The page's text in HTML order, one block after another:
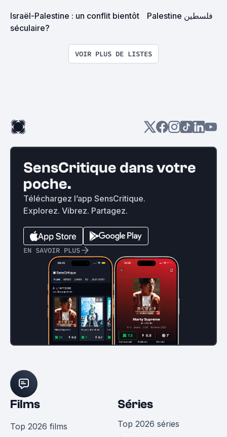
Israël-Palestine : un conflit bientôt
séculaire?
Palestine فلسطين
VOIR PLUS DE LISTES
SensCritique dans votre
poche.
Téléchargez l’app SensCritique.
Explorez. Vibrez. Partagez.
EN SAVOIR PLUS
Films
Top 2026 films
Séries
Top 2026 séries